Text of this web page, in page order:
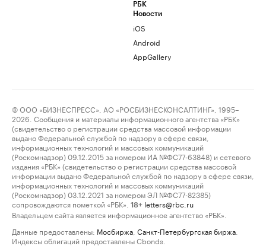
РБК
Новости
iOS
Android
AppGallery
© ООО «БИЗНЕСПРЕСС», АО «РОСБИЗНЕСКОНСАЛТИНГ», 1995–
2026. Сообщения и материалы информационного агентства «РБК»
(свидетельство о регистрации средства массовой информации
выдано Федеральной службой по надзору в сфере связи,
информационных технологий и массовых коммуникаций
(Роскомнадзор) 09.12.2015 за номером ИА №ФС77-63848) и сетевого
издания «РБК» (свидетельство о регистрации средства массовой
информации выдано Федеральной службой по надзору в сфере связи,
информационных технологий и массовых коммуникаций
(Роскомнадзор) 03.12.2021 за номером ЭЛ №ФС77-82385)
сопровождаются пометкой «РБК».
18+ letters@rbc.ru
Владельцем сайта является информационное агентство «РБК».
Данные предоставлены: Мосбиржа Санкт-Петербургская биржа
Индексы облигаций предоставлены Cbonds.